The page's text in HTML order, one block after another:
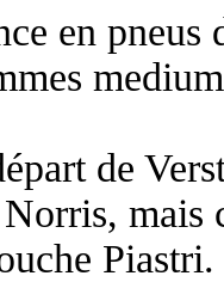
en pneus
de
mais
Piastri.